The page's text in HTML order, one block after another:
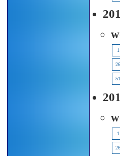
1
26
51
1
26